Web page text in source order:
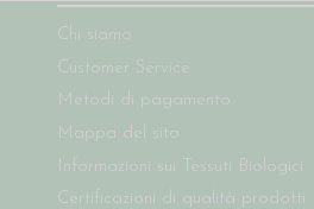
Chi siamo
Customer Service
Metodi di pagamento
Mappa del sito
Informazioni sui Tessuti Biologici
Certificazioni di qualità prodotti